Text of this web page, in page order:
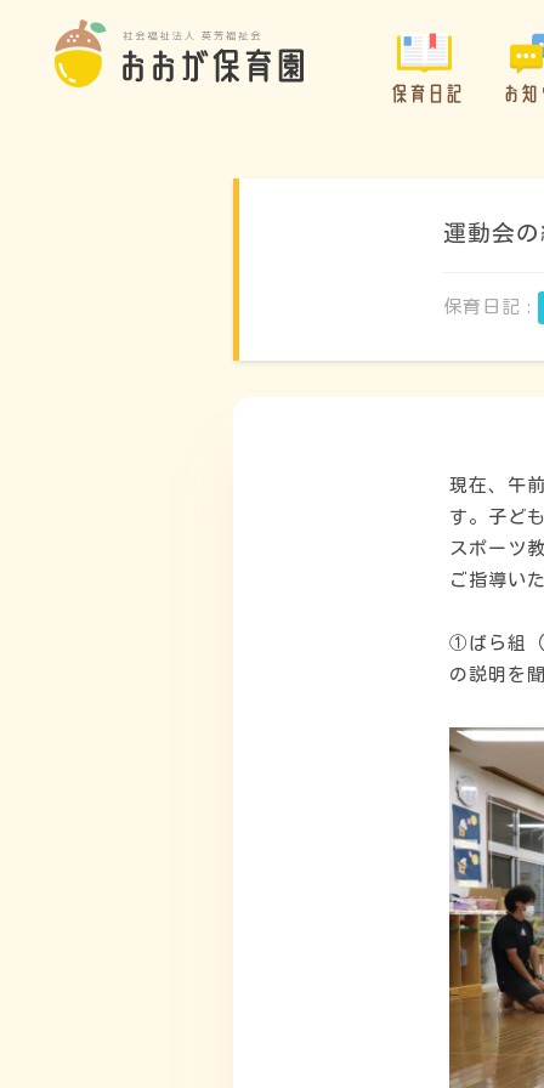
保育日記 お知
運動会
保育日記 :
現在、午
す。子ど
スポーツ
ご指導い
①ばら組
の説明を